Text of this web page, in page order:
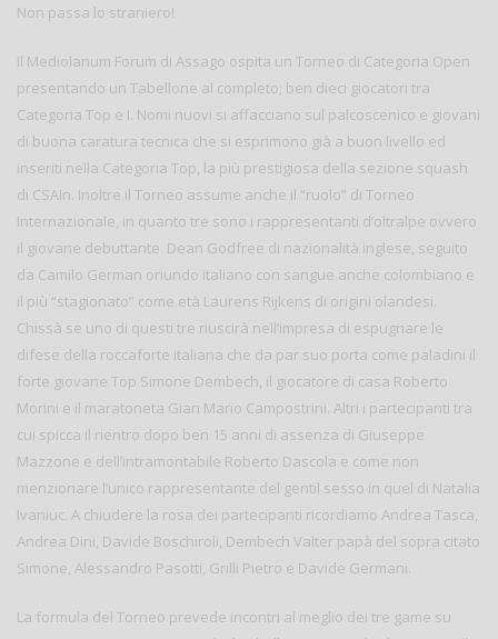
Non passa lo straniero!
Il Mediolanum Forum di Assago ospita un Torneo di Categoria Open
presentando un Tabellone al completo; ben dieci giocatori tra
Categoria Top e I. Nomi nuovi si affacciano sul palcoscenico e giovani
di buona caratura tecnica che si esprimono già a buon livello ed
inseriti nella Categoria Top, la più prestigiosa della sezione squash
di CSAIn. Inoltre il Torneo assume anche il “ruolo” di Torneo
Internazionale, in quanto tre sono i rappresentanti d’oltralpe ovvero
il giovane debuttante Dean Godfree di nazionalità inglese, seguito
da Camilo German oriundo italiano con sangue anche colombiano e
il più “stagionato” come età Laurens Rijkens di origini olandesi.
Chissà se uno di questi tre riuscirà nell’impresa di espugnare le
difese della roccaforte italiana che da par suo porta come paladini il
forte giovane Top Simone Dembech, il giocatore di casa Roberto
Morini e il maratoneta Gian Mario Campostrini. Altri i partecipanti tra
cui spicca il rientro dopo ben 15 anni di assenza di Giuseppe
Mazzone e dell’intramontabile Roberto Dascola e come non
menzionare l’unico rappresentante del gentil sesso in quel di Natalia
Ivaniuc. A chiudere la rosa dei partecipanti ricordiamo Andrea Tasca,
Andrea Dini, Davide Boschiroli, Dembech Valter papà del sopra citato
Simone, Alessandro Pasotti, Grilli Pietro e Davide Germani.
La formula del Torneo prevede incontri al meglio dei tre game su